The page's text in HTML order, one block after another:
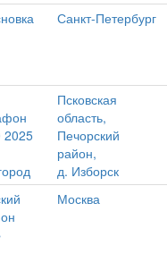
Санкт-Петербург
2025
Псковская
область,
Печорский
район,
д. Изборск
Москва